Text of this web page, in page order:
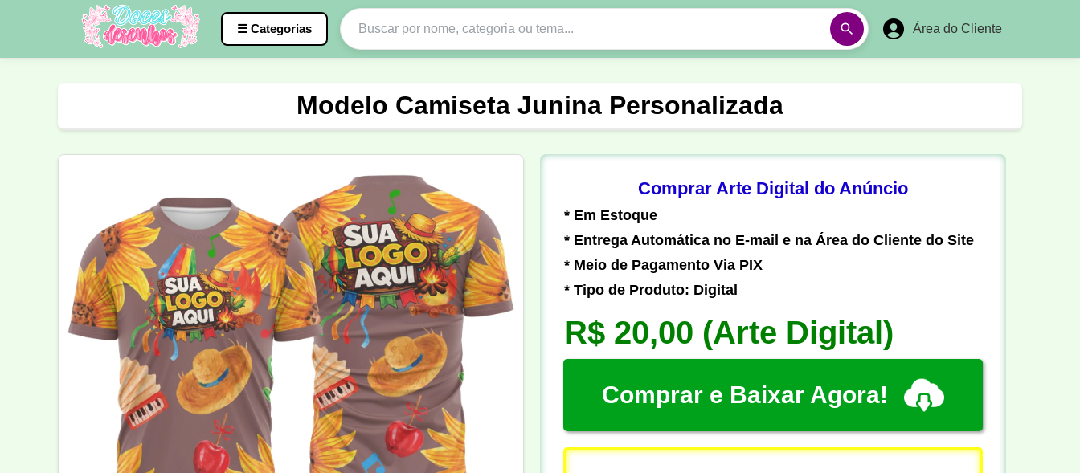
☰ Categorias Área do Cliente
Agro Católica Vôlei Futebol Amador Pesca
Motocross Ciclismo Nail Designer Pedagogia Biologia Geografia História Matemática
Língua Portuguesa
Modelo Camiseta Junina Personalizada
Comprar Arte Digital do Anúncio
* Em Estoque
* Entrega Automática no E-mail e na Área do Cliente do Site
* Meio de Pagamento Via PIX
* Tipo de Produto: Digital
R$ 20,00 (Arte Digital)
Comprar e Baixar Agora!